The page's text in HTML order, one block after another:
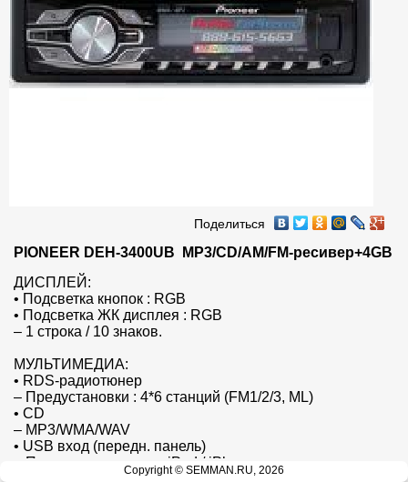
Поделиться
PIONEER DEH-3400UB  MP3/CD/AM/FM-ресивер+4GB
ДИСПЛЕЙ:
• Подсветка кнопок : RGB
• Подсветка ЖК дисплея : RGB
– 1 строка / 10 знаков.
МУЛЬТИМЕДИА:
• RDS-радиотюнер
– Предустановки : 4*6 станций (FM1/2/3, ML)
• CD
– MP3/WMA/WAV
• USB вход (передн. панель)
– Прямое управления iPod / iPhone
• AUX input (передн. панель).
Copyright © SEMMAN.RU, 2026